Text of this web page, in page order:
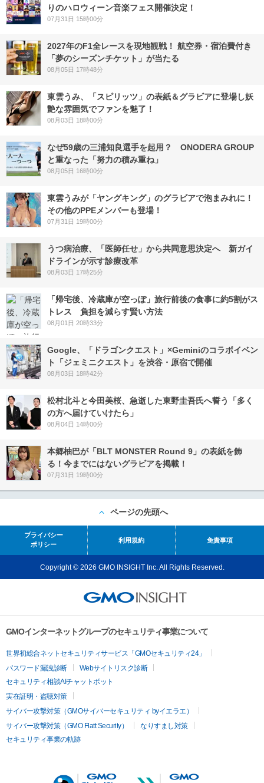
りのハロウィーン音楽フェス開催決定！
07月31日 15時00分
2027年のF1全レースを現地観戦！ 航空券・宿泊費付き
「夢のシーズンチケット」が当たる
08月05日 17時48分
東雲うみ、「スピリッツ」の表紙＆グラビアに登場し妖
艶な雰囲気でファンを魅了！
08月03日 18時00分
なぜ59歳の三浦知良選手を起用？ ONODERA GROUP
と重なった「努力の積み重ね」
08月05日 16時00分
東雲うみが「ヤングキング」のグラビアで泡まみれに！
その他のPPEメンバーも登場！
07月31日 19時00分
うつ病治療、「医師任せ」から共同意思決定へ 新ガイ
ドラインが示す診療改革
08月03日 17時25分
「帰宅後、冷蔵庫が空っぽ」旅行前後の食事に約5割がス
トレス 負担を減らす賢い方法
08月01日 20時33分
Google、「ドラゴンクエスト」×Geminiのコラボイベン
ト「ジェミニクエスト」を渋谷・原宿で開催
08月03日 18時42分
松村北斗と今田美桜、急逝した東野圭吾氏へ誓う「多く
の方へ届けていけたら」
08月04日 14時00分
本郷柚巴が「BLT MONSTER Round 9」の表紙を飾
る！今までにはないグラビアを掲載！
07月31日 19時00分
ページの先頭へ
プライバシー
ポリシー
利用規約 免責事項
Copyright © 2026 GMO INSIGHT Inc. All Rights Reserved.
GMOインターネットグループのセキュリティ事業について
世界初総合ネットセキュリティサービス「GMOセキュリティ24」
パスワード漏洩診断
Webサイトリスク診断
セキュリティ相談AIチャットボット
実在証明・盗聴対策
サイバー攻撃対策（GMOサイバーセキュリティ byイエラエ）
サイバー攻撃対策（GMO Flatt Security）
なりすまし対策
セキュリティ事業の軌跡